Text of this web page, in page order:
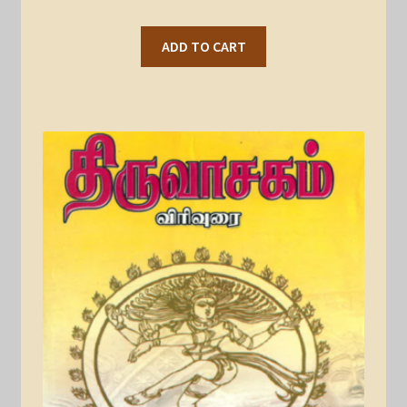
ADD TO CART